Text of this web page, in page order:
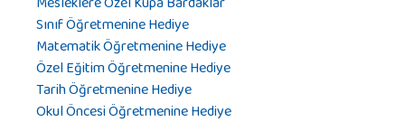
Sınıf Öğretmenine Hediye
Matematik Öğretmenine Hediye
Özel Eğitim Öğretmenine Hediye
Tarih Öğretmenine Hediye
Okul Öncesi Öğretmenine Hediye